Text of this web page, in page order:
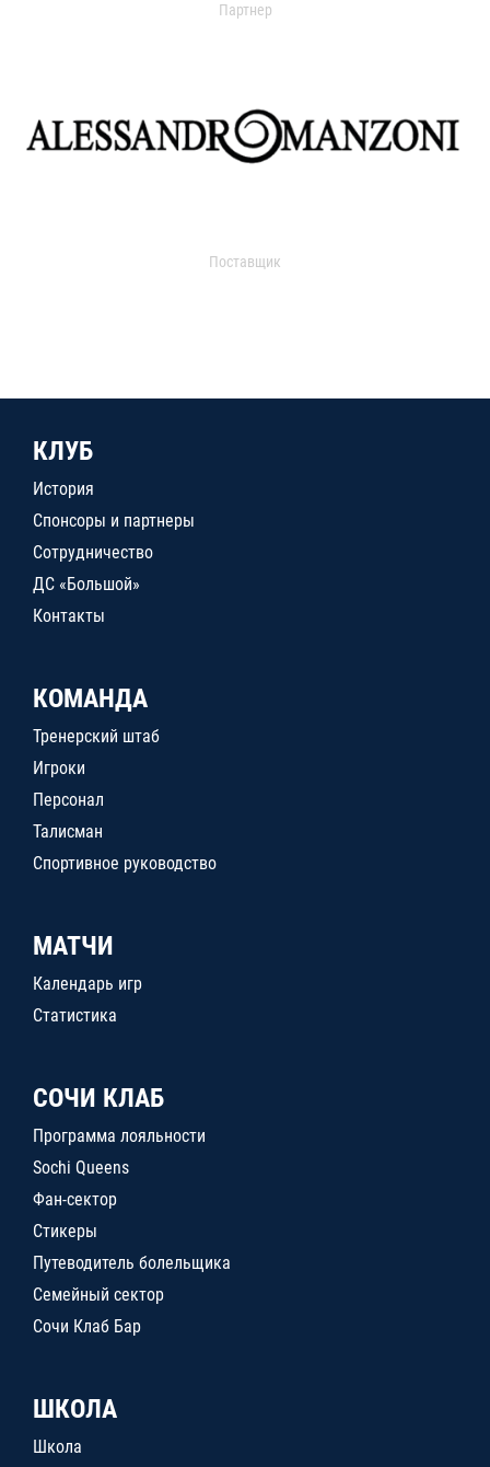
Партнер
Поставщик
КЛУБ
История
Спонсоры и партнеры
Сотрудничество
ДС «Большой»
Контакты
КОМАНДА
Тренерский штаб
Игроки
Персонал
Талисман
Спортивное руководство
МАТЧИ
Календарь игр
Статистика
СОЧИ КЛАБ
Программа лояльности
Sochi Queens
Фан-сектор
Стикеры
Путеводитель болельщика
Семейный сектор
Сочи Клаб Бар
ШКОЛА
Школа